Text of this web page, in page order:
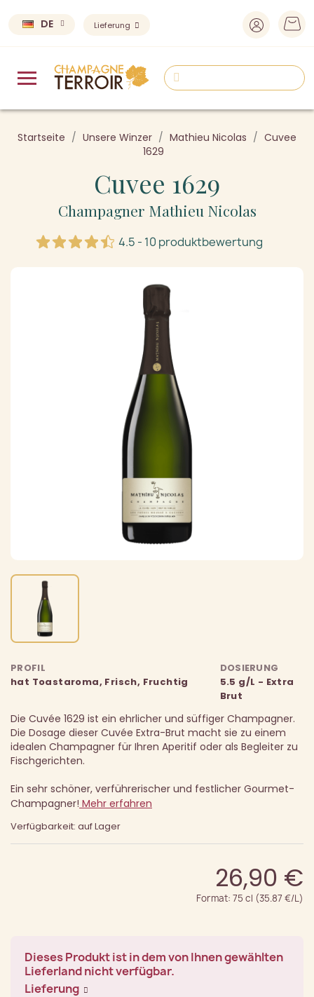
DE Lieferung
Startseite Unsere Winzer Mathieu Nicolas
Cuvee
1629
Cuvee 1629
Champagner Mathieu Nicolas
4.5 - 10 produktbewertung
PROFIL
hat Toastaroma, Frisch, Fruchtig
DOSIERUNG
5.5 g/L - Extra
Brut
Die Cuvée 1629 ist ein ehrlicher und süffiger Champagner.
Die Dosage dieser Cuvée Extra-Brut macht sie zu einem
idealen Champagner für Ihren Aperitif oder als Begleiter zu
Fischgerichten.
Ein sehr schöner, verführerischer und festlicher Gourmet-
Champagner! Mehr erfahren
Verfügbarkeit: auf Lager
26,90 €
Format: 75 cl (35.87 €/L)
Dieses Produkt ist in dem von Ihnen gewählten
Lieferland nicht verfügbar.
Lieferung